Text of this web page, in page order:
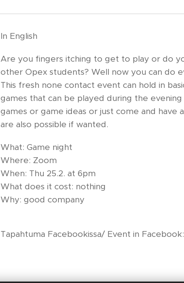
In English
Are you fingers itching to get to play or do
other Opex students? Well now you can do
This fresh none contact event can hold in
games that can be played during the
games or game ideas or just come and have
are also possible if wanted.
What: Game night
Where: Zoom
When: Thu 25.2. at 6pm
What does it cost: nothing
Why: good company
Tapahtuma Facebookissa/ Event in Facebook: